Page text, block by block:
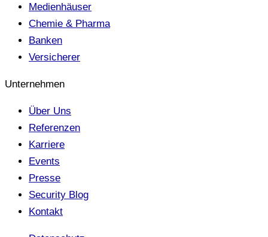
Medienhäuser
Chemie & Pharma
Banken
Versicherer
Unternehmen
Über Uns
Referenzen
Karriere
Events
Presse
Security Blog
Kontakt